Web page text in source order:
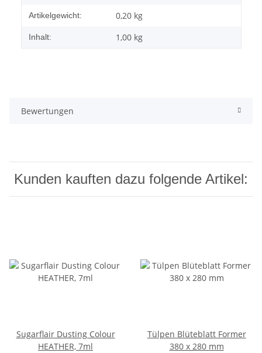
Artikelgewicht: 0,20 kg
Inhalt: 1,00 kg
Bewertungen
Kunden kauften dazu folgende Artikel:
Sugarflair Dusting Colour
HEATHER, 7ml
Tülpen Blüteblatt Former
380 x 280 mm